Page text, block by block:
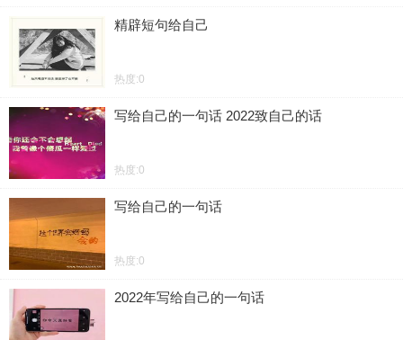
精辟短句给自己
热度:0
写给自己的一句话 2022致自己的话
热度:0
写给自己的一句话
热度:0
2022年写给自己的一句话